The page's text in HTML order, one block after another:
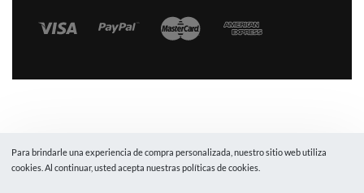
Para brindarle una experiencia de compra personalizada, nuestro sitio web utiliza
cookies. Al continuar, usted acepta nuestras políticas de cookies.